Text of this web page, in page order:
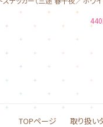
TOPページ 取り扱い